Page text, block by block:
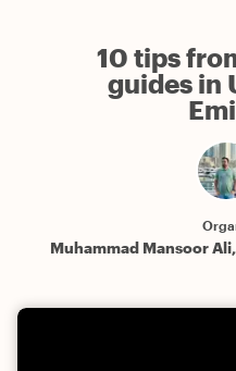
10 tips
guides in
Muhammad Mansoor